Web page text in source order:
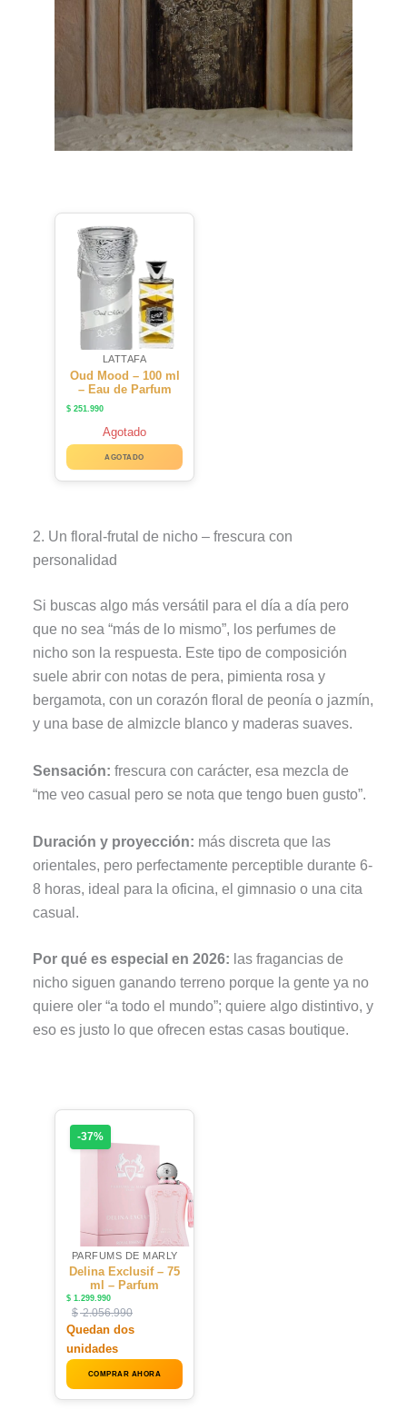
LATTAFA
Oud Mood – 100 ml
– Eau de Parfum
$ 251.990
Agotado
AGOTADO
2. Un floral-frutal de nicho – frescura con
personalidad
Si buscas algo más versátil para el día a día pero
que no sea “más de lo mismo”, los perfumes de
nicho son la respuesta. Este tipo de composición
suele abrir con notas de pera, pimienta rosa y
bergamota, con un corazón floral de peonía o jazmín,
y una base de almizcle blanco y maderas suaves.
Sensación: frescura con carácter, esa mezcla de
“me veo casual pero se nota que tengo buen gusto”.
Duración y proyección: más discreta que las
orientales, pero perfectamente perceptible durante 6-
8 horas, ideal para la oficina, el gimnasio o una cita
casual.
Por qué es especial en 2026: las fragancias de
nicho siguen ganando terreno porque la gente ya no
quiere oler “a todo el mundo”; quiere algo distintivo, y
eso es justo lo que ofrecen estas casas boutique.
-37%
PARFUMS DE MARLY
Delina Exclusif – 75
ml – Parfum
$ 1.299.990
$2.056.990
Quedan dos
unidades
COMPRAR AHORA